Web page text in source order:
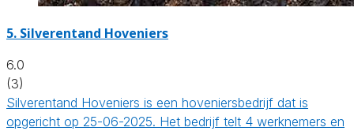
5. Silverentand Hoveniers
6.0
(3)
Silverentand Hoveniers is een hoveniersbedrijf dat is
opgericht op 25-06-2025. Het bedrijf telt 4 werknemers en